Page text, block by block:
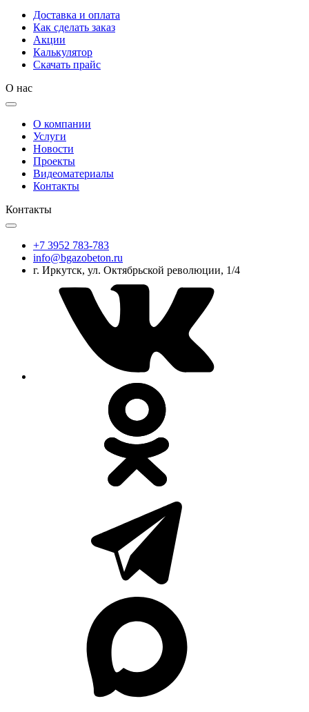
Доставка и оплата
Как сделать заказ
Акции
Калькулятор
Скачать прайс
О нас
О компании
Услуги
Новости
Проекты
Видеоматериалы
Контакты
Контакты
+7 3952 783-783
info@bgazobeton.ru
г. Иркутск, ул. Октябрьской революции, 1/4